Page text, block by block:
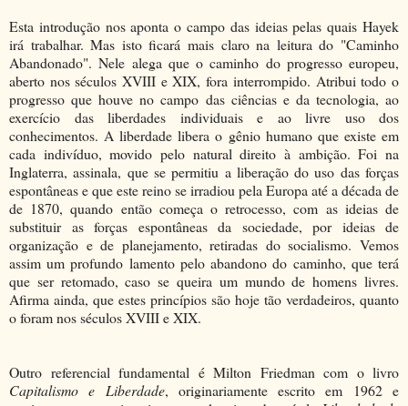
Esta introdução nos aponta o campo das ideias pelas quais Hayek
irá trabalhar. Mas isto ficará mais claro na leitura do "Caminho
Abandonado". Nele alega que o caminho do progresso europeu,
aberto nos séculos XVIII e XIX, fora interrompido. Atribui todo o
progresso que houve no campo das ciências e da tecnologia, ao
exercício das liberdades individuais e ao livre uso dos
conhecimentos. A liberdade libera o gênio humano que existe em
cada indivíduo, movido pelo natural direito à ambição. Foi na
Inglaterra, assinala, que se permitiu a liberação do uso das forças
espontâneas e que este reino se irradiou pela Europa até a década de
de 1870, quando então começa o retrocesso, com as ideias de
substituir as forças espontâneas da sociedade, por ideias de
organização e de planejamento, retiradas do socialismo. Vemos
assim um profundo lamento pelo abandono do caminho, que terá
que ser retomado, caso se queira um mundo de homens livres.
Afirma ainda, que estes princípios são hoje tão verdadeiros, quanto
o foram nos séculos XVIII e XIX.
Outro referencial fundamental é Milton Friedman com o livro
Capitalismo e Liberdade, originariamente escrito em 1962 e